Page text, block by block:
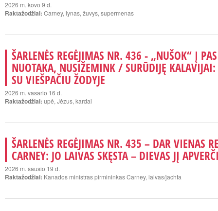
2026 m. kovo 9 d.
Raktažodžiai: Carney, lynas, žuvys, supermenas
ŠARLENĖS REGĖJIMAS NR. 436 - „NUŠOK“ Į
NUOTAKA, NUSIŽEMINK / SURŪDIJĘ
SU VIEŠPAČIU ŽODYJE
2026 m. vasario 16 d.
Raktažodžiai: upė, Jėzus, kardai
ŠARLENĖS REGĖJIMAS NR. 435 – DAR VIENAS
CARNEY: JO LAIVAS SKĘSTA – DIEVAS JĮ
2026 m. sausio 19 d.
Raktažodžiai: Kanados ministras pirmininkas Carney, laivas/jachta